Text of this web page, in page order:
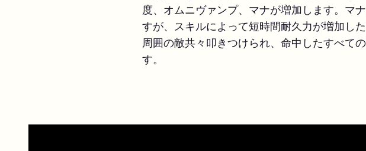
度、オムニヴァンプ、マナが増加します。マ
すが、スキルによって短時間耐久力が増加し
周囲の敵共々叩きつけられ、命中したすべて
す。